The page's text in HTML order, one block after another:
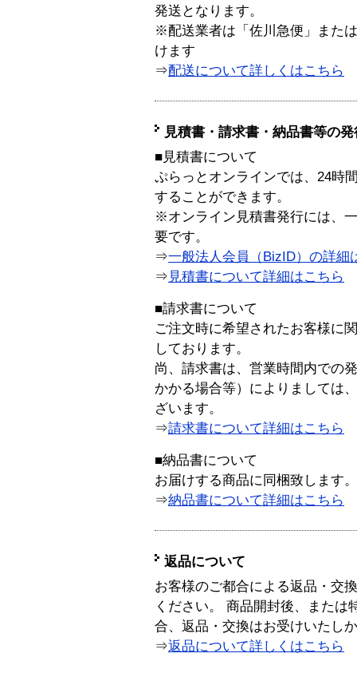
発送となります。
※配送業者は「佐川急便」また
けます
⇒配送について詳しくはこちら
見積書・請求書・納品書等の
■見積書について
ぷらっとオンラインでは、24時
することができます。
※オンライン見積書発行には、
要です。
⇒一般法人会員（BizID）の詳細
⇒ 見積書について詳細はこちら
■請求書について
ご注文時に希望されたお客様に
しております。
尚、請求書は、営業時間内での
かかる場合等）によりましては
ざいます。
⇒請求書について詳細はこちら
■納品書について
お届けする商品に同梱致します。
⇒納品書について詳細はこちら
返品について
お客様のご都合による返品・交
ください。 商品開封後、または
合、返品・交換はお受けいたし
⇒返品について詳しくはこちら